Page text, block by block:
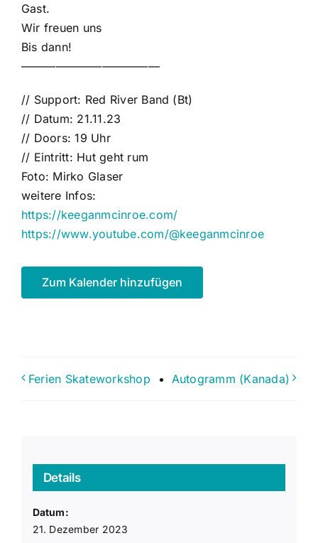
Gast.
Wir freuen uns
Bis dann!
————————————
// Support: Red River Band (Bt)
// Datum: 21.11.23
// Doors: 19 Uhr
// Eintritt: Hut geht rum
Foto: Mirko Glaser
weitere Infos:
https://keeganmcinroe.com/
https://www.youtube.com/@keeganmcinroe
Zum Kalender hinzufügen
Ferien Skateworkshop Autogramm (Kanada)
Details
Datum:
21. Dezember 2023